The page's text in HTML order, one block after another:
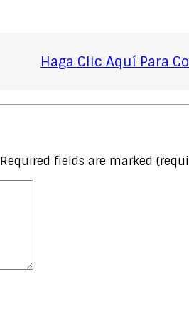
Haga Clic Aquí Para
Required fields are marked